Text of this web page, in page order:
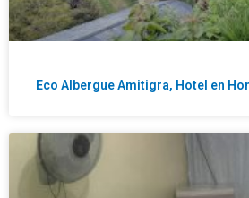
Eco Albergue Amitigra, Hotel en